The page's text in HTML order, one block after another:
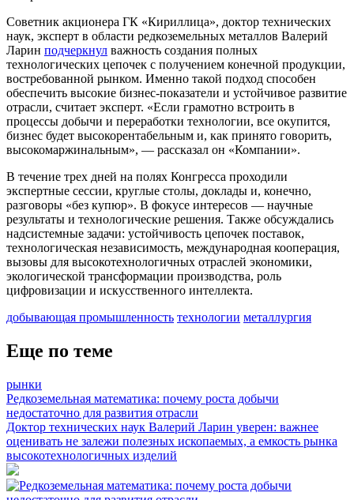
Советник акционера ГК «Кириллица», доктор технических
наук, эксперт в области редкоземельных металлов Валерий
Ларин подчеркнул важность создания полных
технологических цепочек с получением конечной продукции,
востребованной рынком. Именно такой подход способен
обеспечить высокие бизнес-показатели и устойчивое развитие
отрасли, считает эксперт. «Если грамотно встроить в
процессы добычи и переработки технологии, все окупится,
бизнес будет высокорентабельным и, как принято говорить,
высокомаржинальным», — рассказал он «Компании».
В течение трех дней на полях Конгресса проходили
экспертные сессии, круглые столы, доклады и, конечно,
разговоры «без купюр». В фокусе интересов — научные
результаты и технологические решения. Также обсуждались
надсистемные задачи: устойчивость цепочек поставок,
технологическая независимость, международная кооперация,
вызовы для высокотехнологичных отраслей экономики,
экологической трансформации производства, роль
цифровизации и искусственного интеллекта.
добывающая промышленность технологии металлургия
Еще по теме
рынки
Редкоземельная математика: почему роста добычи
недостаточно для развития отрасли
Доктор технических наук Валерий Ларин уверен: важнее
оценивать не залежи полезных ископаемых, а емкость рынка
высокотехнологичных изделий